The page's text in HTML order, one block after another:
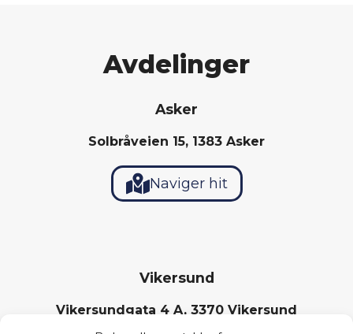
Avdelinger
Asker
Solbråveien 15, 1383 Asker
Naviger hit
Vikersund
Vikersundgata 4 A, 3370 Vikersund